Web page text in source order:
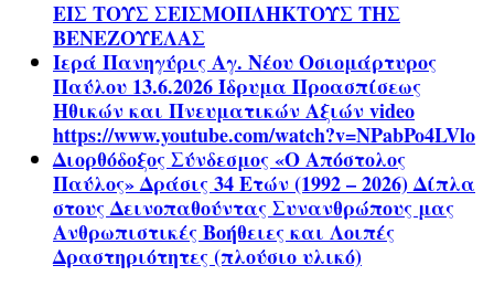
ΕΙΣ ΤΟΥΣ ΣΕΙΣΜΟΠΛΗΚΤΟΥΣ ΤΗΣ
ΒΕΝΕΖΟΥΕΛΑΣ
Ιερά Πανηγύρις Αγ. Νέου Οσιομάρτυρος
Παύλου 13.6.2026 Ίδρυμα Προασπίσεως
Ηθικών και Πνευματικών Αξιών video
https://www.youtube.com/watch?v=NPabPo4LVlo
Διορθόδοξος Σύνδεσμος «Ο Απόστολος
Παύλος» Δράσις 34 Ετών (1992 – 2026) Δίπλα
στους Δεινοπαθούντας Συνανθρώπους μας
Ανθρωπιστικές Βοήθειες και Λοιπές
Δραστηριότητες (πλούσιο υλικό)